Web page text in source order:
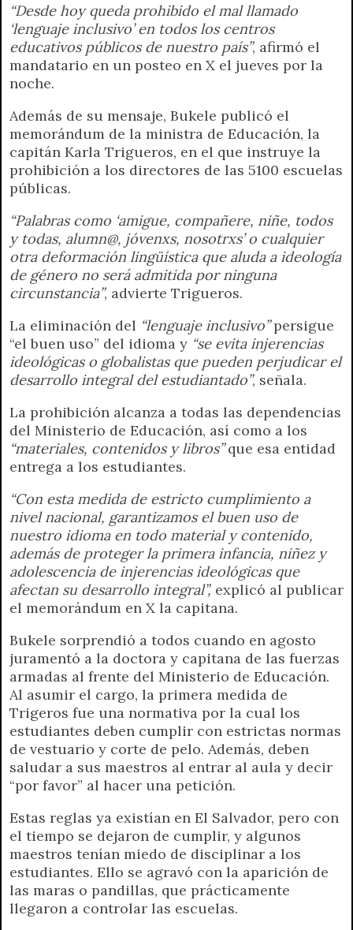
“Desde hoy queda prohibido el mal llamado
‘lenguaje inclusivo’ en todos los centros
educativos públicos de nuestro país”, afirmó el
mandatario en un posteo en X el jueves por la
noche.
Además de su mensaje, Bukele publicó el
memorándum de la ministra de Educación, la
capitán Karla Trigueros, en el que instruye la
prohibición a los directores de las 5100 escuelas
públicas.
“Palabras como ‘amigue, compañere, niñe, todos
y todas, alumn@, jóvenxs, nosotrxs’ o cualquier
otra deformación lingüística que aluda a ideología
de género no será admitida por ninguna
circunstancia”, advierte Trigueros.
La eliminación del “lenguaje inclusivo”persigue
“el buen uso” del idioma y “se evita injerencias
ideológicas o globalistas que pueden perjudicar el
desarrollo integral del estudiantado”, señala.
La prohibición alcanza a todas las dependencias
del Ministerio de Educación, así como a los
“materiales, contenidos y libros”que esa entidad
entrega a los estudiantes.
“Con esta medida de estricto cumplimiento a
nivel nacional, garantizamos el buen uso de
nuestro idioma en todo material y contenido,
además de proteger la primera infancia, niñez y
adolescencia de injerencias ideológicas que
afectan su desarrollo integral”, explicó al publicar
el memorándum en X la capitana.
Bukele sorprendió a todos cuando en agosto
juramentó a la doctora y capitana de las fuerzas
armadas al frente del Ministerio de Educación.
Al asumir el cargo, la primera medida de
Trigeros fue una normativa por la cual los
estudiantes deben cumplir con estrictas normas
de vestuario y corte de pelo. Además, deben
saludar a sus maestros al entrar al aula y decir
“por favor” al hacer una petición.
Estas reglas ya existían en El Salvador, pero con
el tiempo se dejaron de cumplir, y algunos
maestros tenían miedo de disciplinar a los
estudiantes. Ello se agravó con la aparición de
las maras o pandillas, que prácticamente
llegaron a controlar las escuelas.